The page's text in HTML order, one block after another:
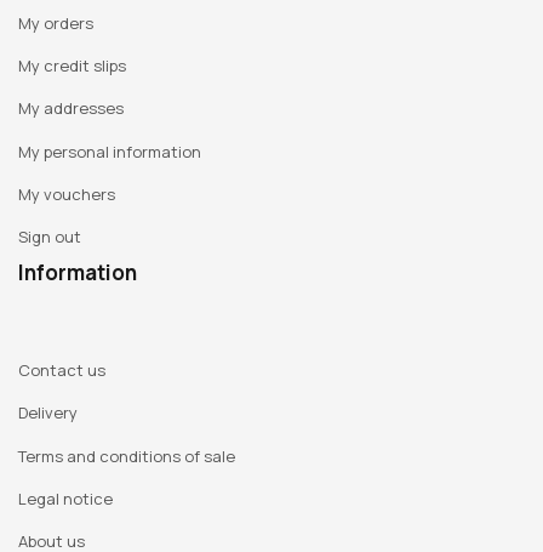
My orders
My credit slips
My addresses
My personal information
My vouchers
Sign out
Information
Contact us
Delivery
Terms and conditions of sale
Legal notice
About us